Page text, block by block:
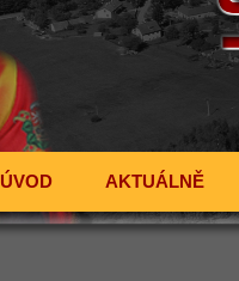
ÚVOD AKTUÁLNĚ